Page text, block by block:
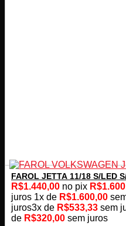
FAROL JETTA 11/18 S/LED
R$1.440,00 no pix R$
juros 1x de R$1.600,00
juros3x de R$533,33 sem
de R$320,00 sem juros